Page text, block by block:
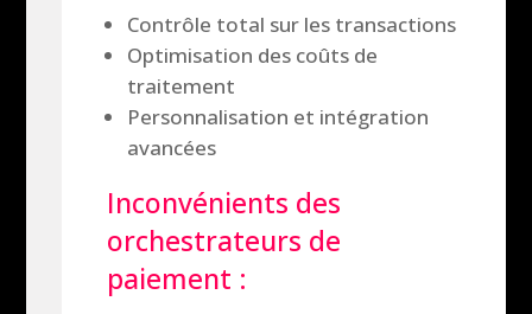
Contrôle total sur les transactions
Optimisation des coûts de
traitement
Personnalisation et intégration
avancées
Inconvénients des
orchestrateurs de
paiement :